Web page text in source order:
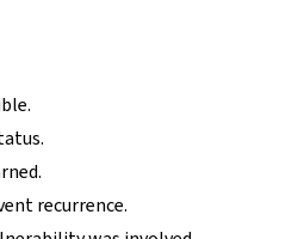
recurrence.